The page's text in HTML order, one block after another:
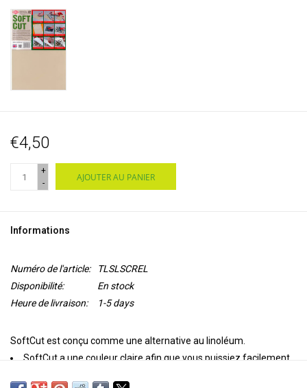
€4,50
+
-
AJOUTER AU PANIER
Informations
Numéro de l'article:
TLSLSCREL
Disponibilité:
En stock
Heure de livraison:
1-5 days
SoftCut est conçu comme une alternative au linoléum.
SoftCut a une couleur claire afin que vous puissiez facilement